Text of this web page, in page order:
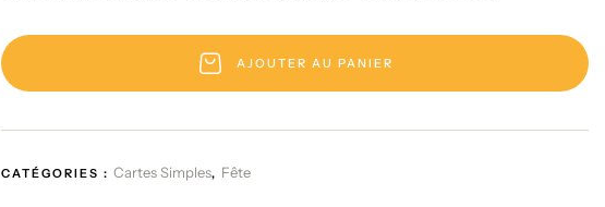
AJOUTER AU PANIER
CATÉGORIES :Cartes Simples, Fête